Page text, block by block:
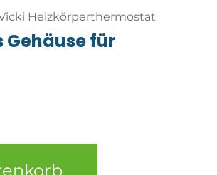
Heizkörperthermostat
für